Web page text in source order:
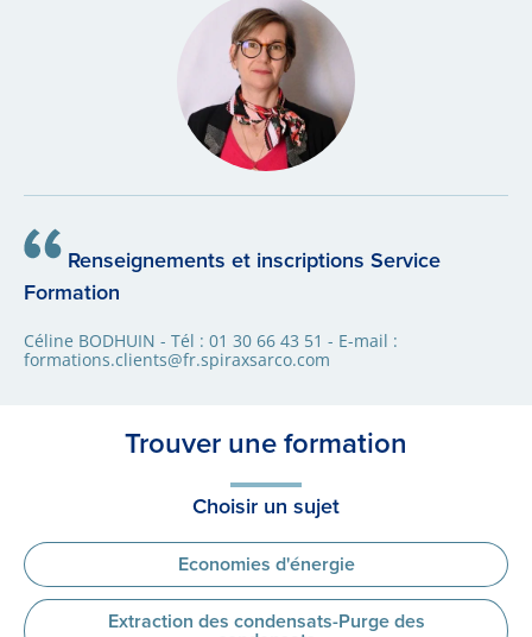
Renseignements et inscriptions Service
Formation
Céline BODHUIN - Tél : 01 30 66 43 51 - E-mail :
formations.clients@fr.spiraxsarco.com
Trouver une formation
Choisir un sujet
Economies d'énergie
Extraction des condensats-Purge des